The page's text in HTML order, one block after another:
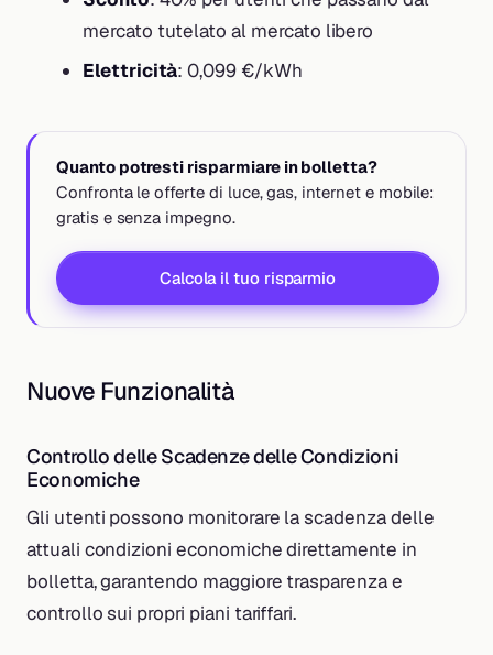
mercato tutelato al mercato libero
Elettricità: 0,099 €/kWh
Quanto potresti risparmiare in bolletta?
Confronta le offerte di luce, gas, internet e mobile:
gratis e senza impegno.
Calcola il tuo risparmio
Nuove Funzionalità
Controllo delle Scadenze delle Condizioni
Economiche
Gli utenti possono monitorare la scadenza delle
attuali condizioni economiche direttamente in
bolletta, garantendo maggiore trasparenza e
controllo sui propri piani tariffari.